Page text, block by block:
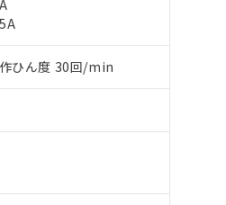
ひん度 30回/min
準価格とは異なる場合があること
、またはお客様担当のオムロン制
ネットワーク
」をご確認ください。
く第三者に漏洩または開示しない
用いただくには、I-Webメンバー
品リストについて、当社および当
除く。
いことを確認しています。
ことがあります。
、 PBDEs(ポリ臭化ジフェニルエーテル類) :
、 BBP(フタル酸ブチルベンジル) :
ることを示します。
えいし、環境に深刻な影響を及ぼ
生物兵器またはその他武器並びに
1、2および3の内容を当該第三者
法に輸出するおそれがある場合は
のお取引先、またはお客様担当のオ
いない機種